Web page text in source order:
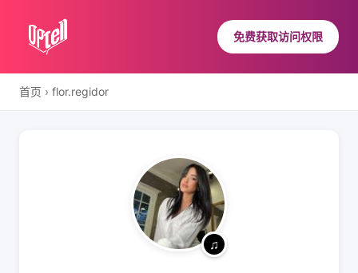
免费获取访问权限
首页 › flor.regidor